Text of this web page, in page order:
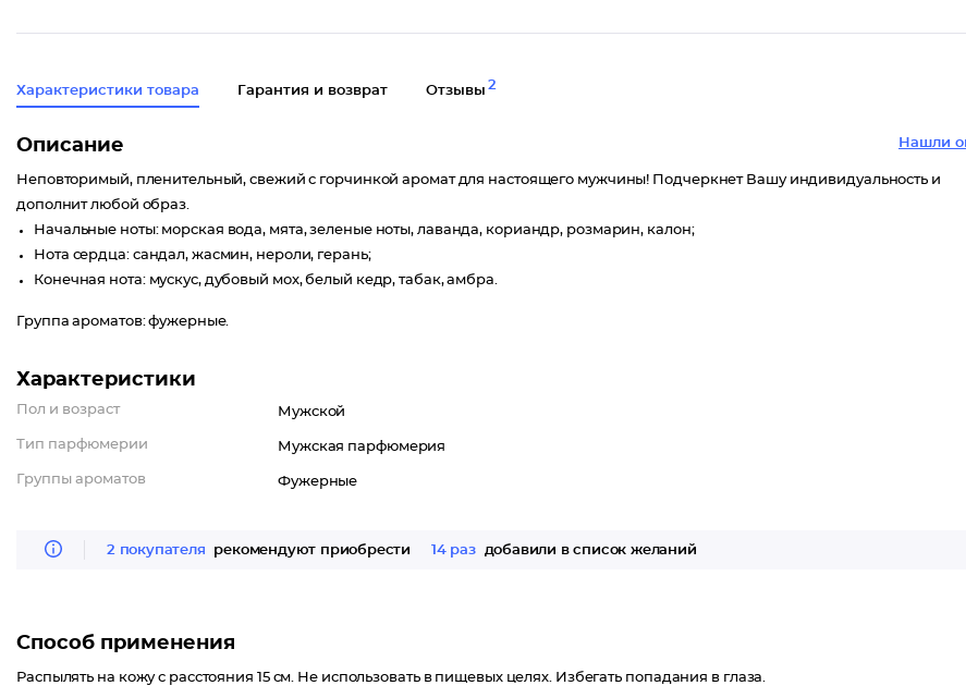
Характеристики товара Гарантия и возврат Отзывы 2
Нашли
Описание
Неповторимый, пленительный, свежий с горчинкой аромат для настоящего мужчины! Подчеркнет Вашу индивидуальность и
дополнит любой образ.
Начальные ноты: морская вода, мята, зеленые ноты, лаванда, кориандр, розмарин, калон;
Нота сердца: сандал, жасмин, нероли, герань;
Конечная нота: мускус, дубовый мох, белый кедр, табак, амбра.
Группа ароматов: фужерные.
Характеристики
Пол и возраст Мужской
Тип парфюмерии Мужская парфюмерия
Группы ароматов Фужерные
2 покупателя рекомендуют приобрести 14 раз добавили в список желаний
Способ применения
Распылять на кожу с расстояния 15 см. Не использовать в пищевых целях. Избегать попадания в глаза.